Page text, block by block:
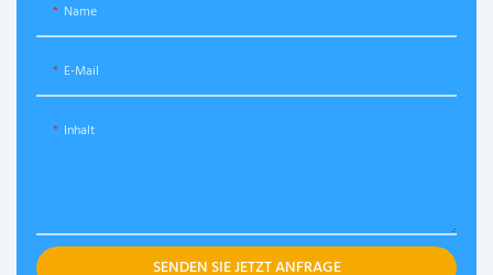
Name
E-Mail
Inhalt
SENDEN SIE JETZT ANFRAGE